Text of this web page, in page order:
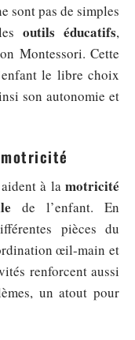
sont pas de simples
outils éducatifs,
Montessori. Cette
le libre choix
son autonomie et
à la motricité
de l’enfant. En
pièces du
œil-main et
renforcent aussi
un atout pour